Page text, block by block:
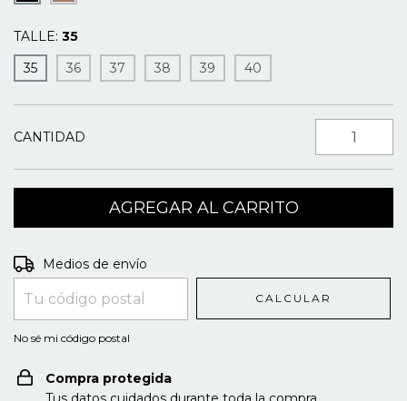
TALLE: 35
35
36 37 38 39 40
CANTIDAD
Entregas para el CP:
Medios de envío
CALCULAR
No sé mi código postal
Compra protegida